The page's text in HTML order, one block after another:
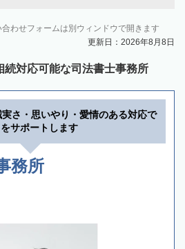
わせフォームは別ウィンドウで開きます
更新日：2026年8月8日
続対応可能な司法書士事務所
実さ・思いやり・愛情のある対応で
サポートします
務所